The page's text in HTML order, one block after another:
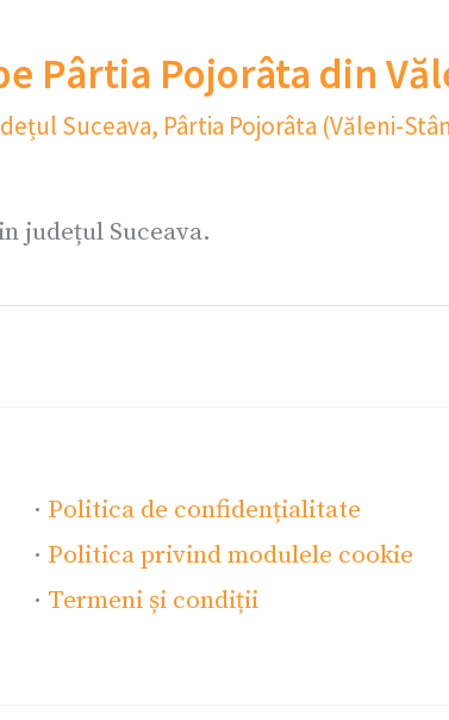
Pârtia Pojorâta din
Suceava, Pârtia Pojorâta (Văleni-
județul Suceava.
· Politica de confidențialitate
· Politica privind modulele cookie
· Termeni și condiții